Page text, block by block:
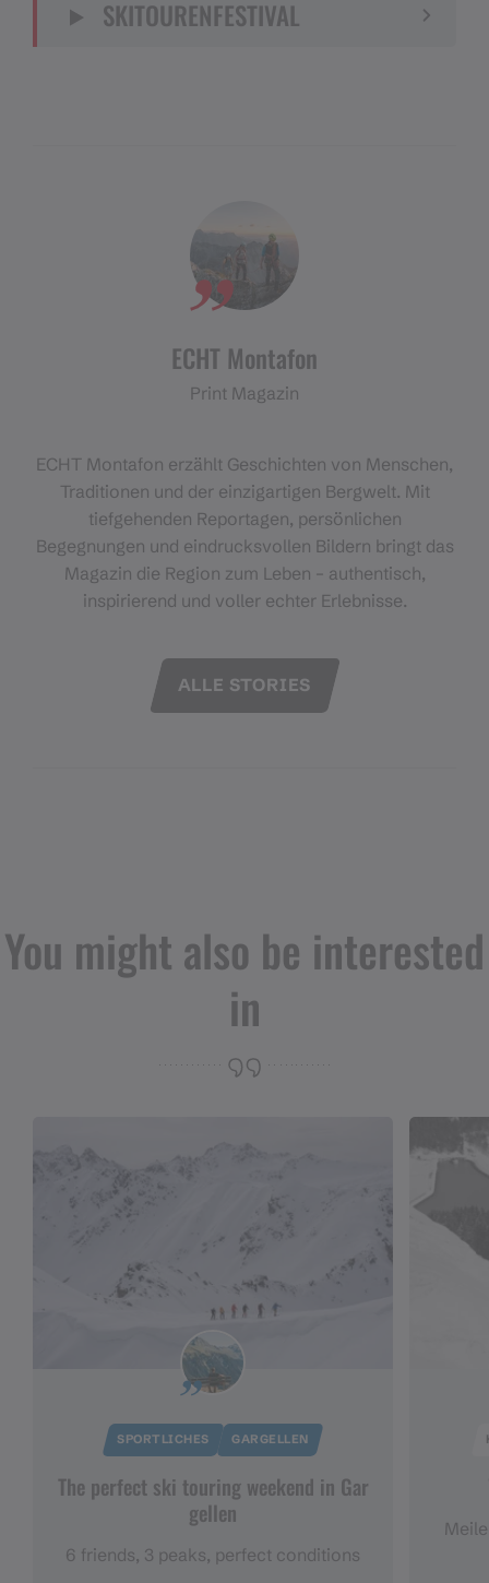
SKITOURENFESTIVAL
ECHT Montafon
Print Magazin
ECHT Montafon erzählt Geschichten von Menschen,
Traditionen und der einzigartigen Bergwelt. Mit
tiefgehenden Reportagen, persönlichen
Begegnungen und eindrucksvollen Bildern bringt das
Magazin die Region zum Leben – authentisch,
inspirierend und voller echter Erlebnisse.
ALLE STORIES
You might also be interested
in
SPORTLICHES GARGELLEN
The perfect ski touring weekend in Gar
gellen
6 friends, 3 peaks, perfect conditions